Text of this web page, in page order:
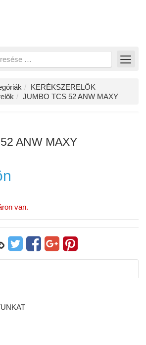
KERÉKSZERELŐK
JUMBO TCS 52 ANW MAXY
ANW MAXY
van.